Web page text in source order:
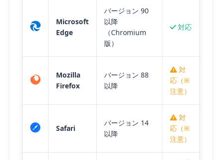
Microsoft
Edge
バージョン 90
以降
（Chromium
版）
対応
Mozilla
Firefox
バージョン 88
以降
対
応（※
注意）
Safari
バージョン 14
以降
対
応（※
注意）